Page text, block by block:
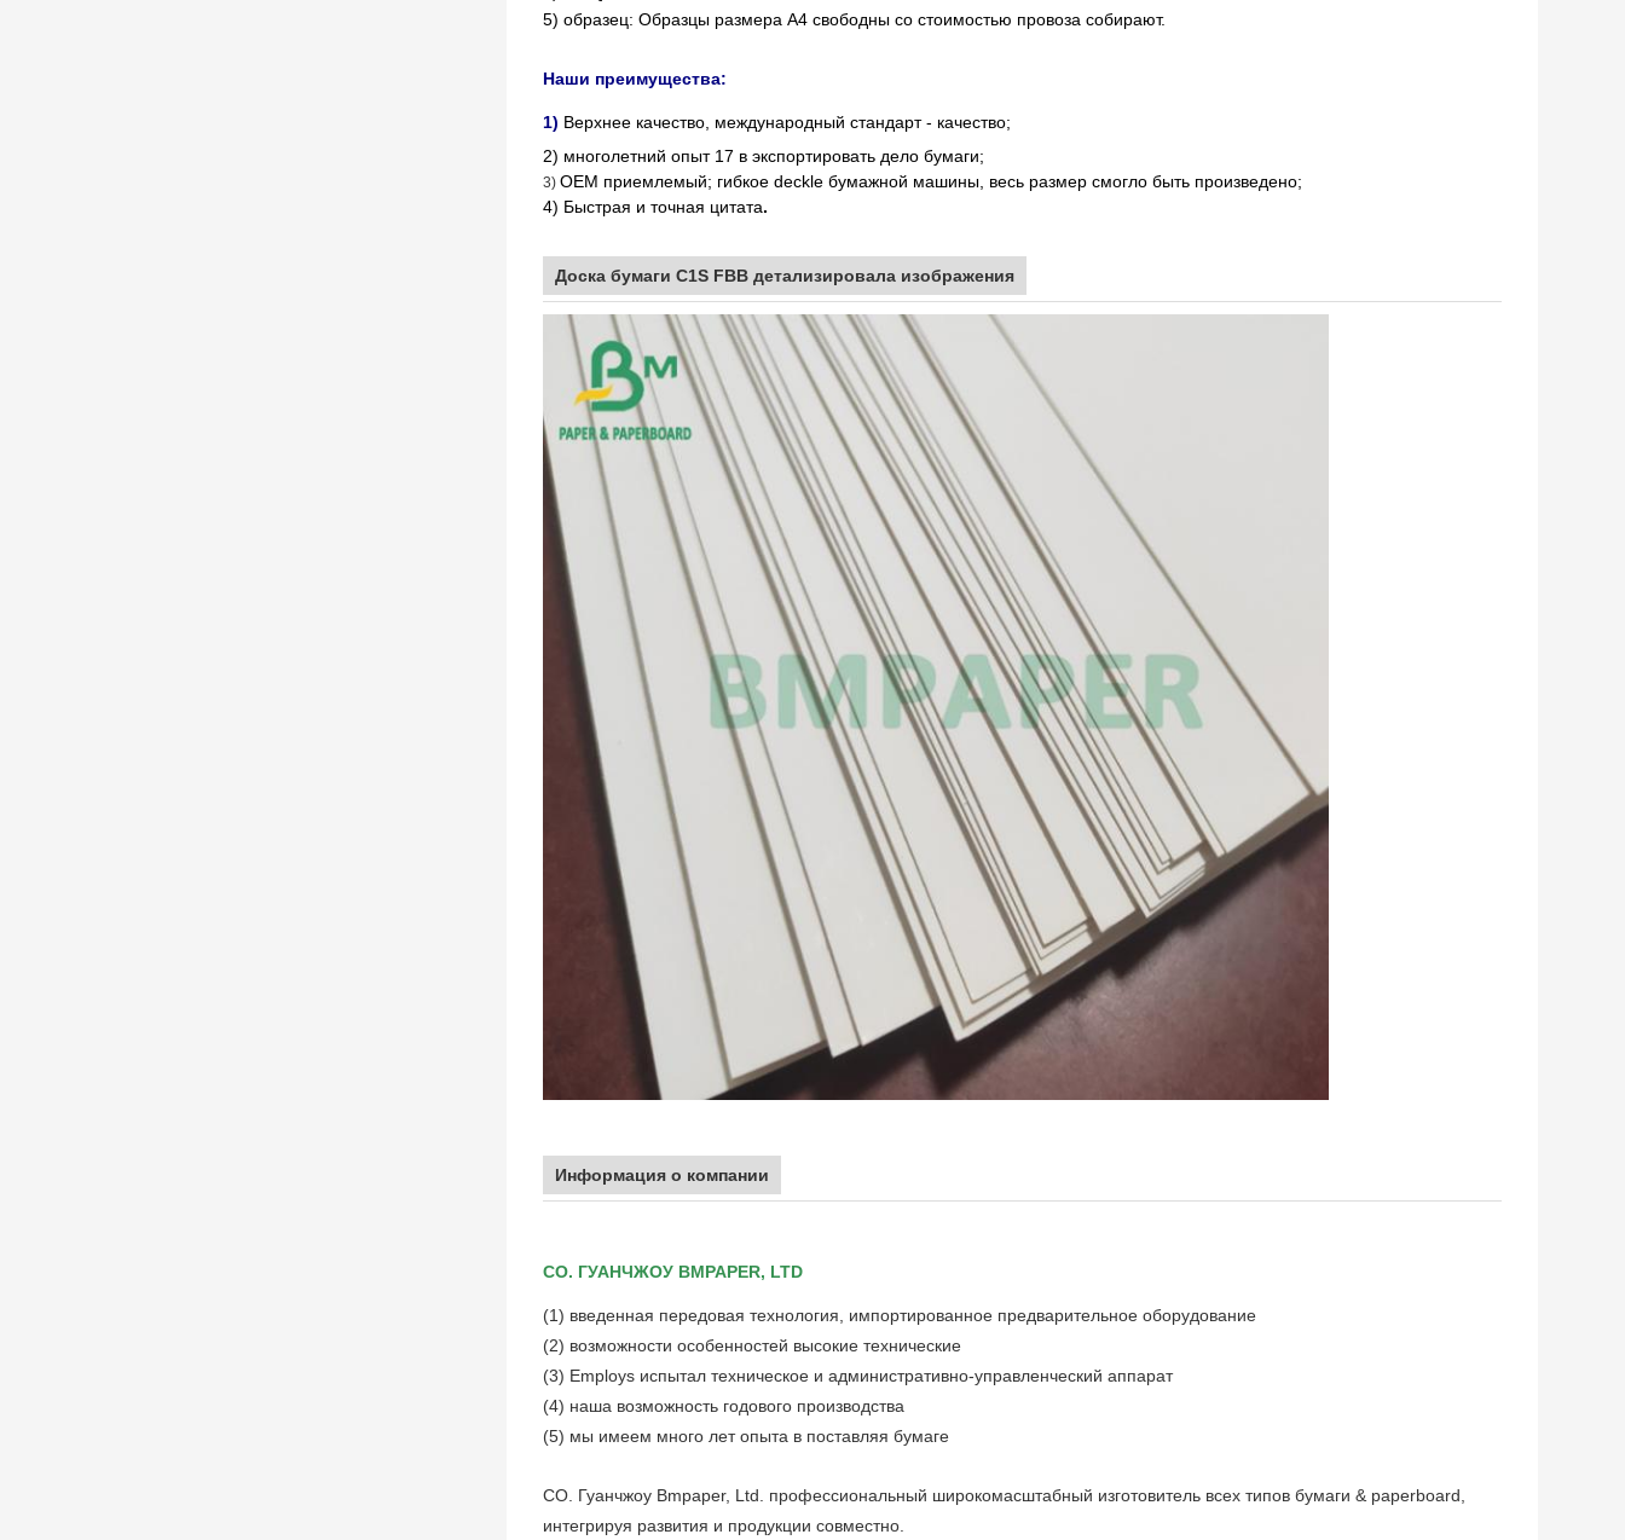
5) образец: Образцы размера A4 свободны со стоимостью провоза собирают.
Наши преимущества:
1) Верхнее качество, международный стандарт - качество;
2) многолетний опыт 17 в экспортировать дело бумаги;
3) OEM приемлемый; гибкое deckle бумажной машины, весь размер смогло быть произведено;
4) Быстрая и точная цитата.
Доска бумаги C1S FBB детализировала изображения
Информация о компании
CO. ГУАНЧЖОУ BMPAPER, LTD
(1) введенная передовая технология, импортированное предварительное оборудование
(2) возможности особенностей высокие технические
(3) Employs испытал техническое и административно-управленческий аппарат
(4) наша возможность годового производства
(5) мы имеем много лет опыта в поставляя бумаге
CO. Гуанчжоу Bmpaper, Ltd. профессиональный широкомасштабный изготовитель всех типов бумаги & paperboard,
интегрируя развития и продукции совместно.